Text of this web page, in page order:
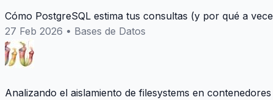
Cómo PostgreSQL estima tus consultas (y por qué a
27 Feb 2026 • Bases de Datos
Analizando el aislamiento de filesystems en